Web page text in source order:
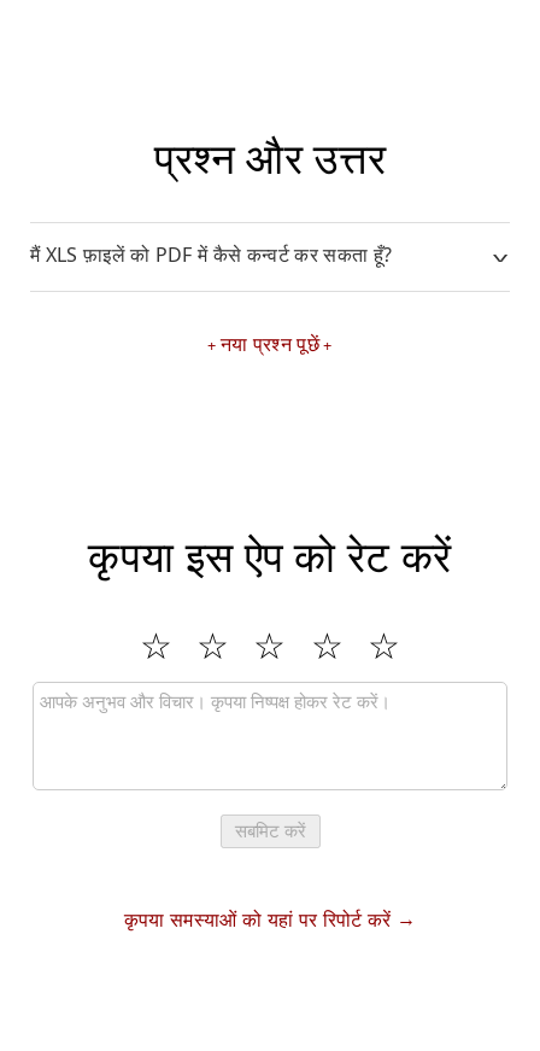
प्रश्न और उत्तर
मैं XLS फ़ाइलें को PDF में कैसे कन्वर्ट कर सकता हूँ?
नया प्रश्न पूछें
कृपया इस ऐप को रेट करें
सबमिट करें
कृपया समस्याओं को यहां पर रिपोर्ट करें